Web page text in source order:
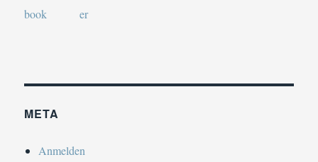
META
Anmelden